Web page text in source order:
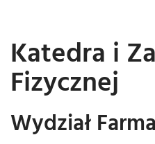
Katedra i
Fizycznej
Wydział